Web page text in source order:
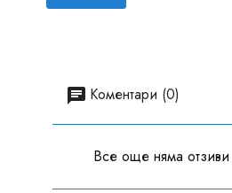
Коментари (0)
Все още няма отзиви